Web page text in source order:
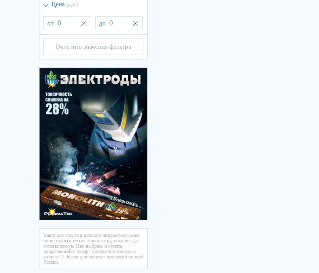
Цена (руб.)
от до
Очистить значения фильтра
Канат для спорта в каталоге интернет-магазина
по выгодным ценам. Наши сотрудники всегда
готовы помочь Вам выбрать и купить
понравившийся товар. Количество товаров в
разделе: 2. Канат для спорта с доставкой по всей
России.